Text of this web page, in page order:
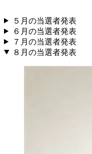
５月の当選者発表
６月の当選者発表
７月の当選者発表
８月の当選者発表